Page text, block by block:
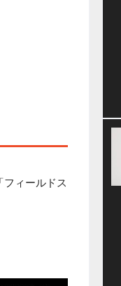
フィールドス